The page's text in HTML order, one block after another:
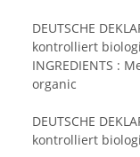
DEUTSCHE
kontrolliert
INGREDIENTS :
organic
DEUTSCHE
kontrolliert